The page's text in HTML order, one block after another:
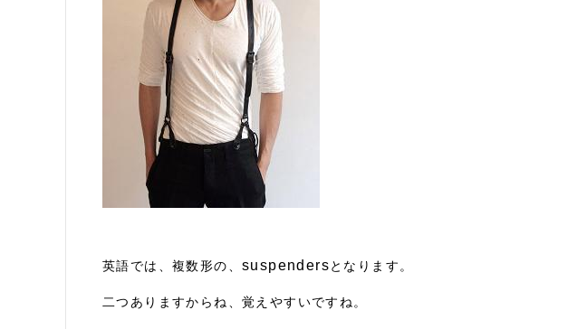
英語では、複数形の、 suspendersとなります。
二つありますからね、覚えやすいですね。